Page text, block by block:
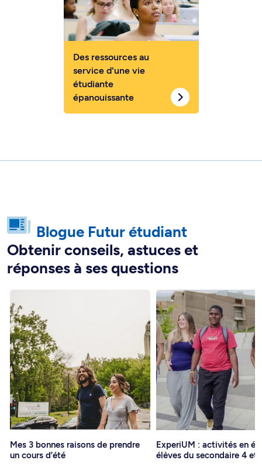
Des ressources au
service d'une vie
étudiante
épanouissante
Blogue Futur étudiant
Obtenir conseils, astuces et
réponses à ses questions
Mes 3 bonnes raisons de prendre
un cours d’été
ExperiUM : activités en
élèves du secondaire 4 et